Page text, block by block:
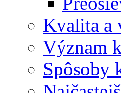
Kvalita a
Význam
Spôsoby